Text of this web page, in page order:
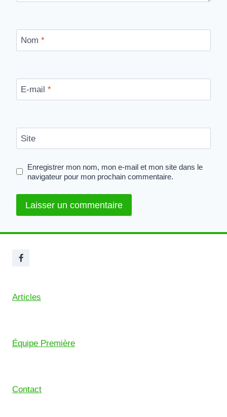
Nom *
E-mail *
Site
Enregistrer mon nom, mon e-mail et mon site dans le
navigateur pour mon prochain commentaire.
Articles
Équipe Première
Contact